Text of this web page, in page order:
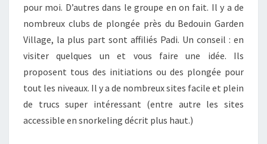
pour moi. D’autres dans le groupe en on fait. Il y a de
nombreux clubs de plongée près du Bedouin Garden
Village, la plus part sont affiliés Padi. Un conseil : en
visiter quelques un et vous faire une idée. Ils
proposent tous des initiations ou des plongée pour
tout les niveaux. Il y a de nombreux sites facile et plein
de trucs super intéressant (entre autre les sites
accessible en snorkeling décrit plus haut.)